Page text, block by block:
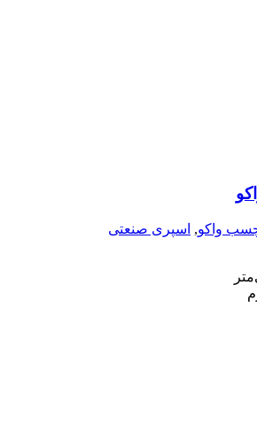
واکو, اسپری صنعتی